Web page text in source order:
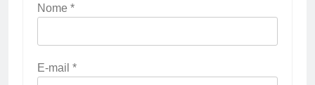
Nome *
E-mail *